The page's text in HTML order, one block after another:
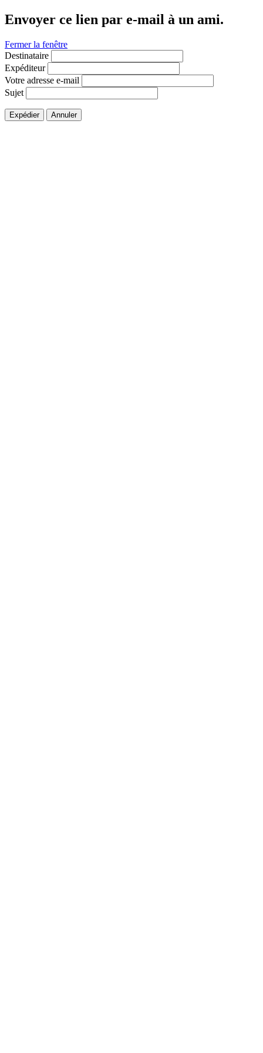
Envoyer ce lien par e-mail à un ami.
Fermer la fenêtre
Destinataire
Expéditeur
Votre adresse e-mail
Sujet
Expédier Annuler